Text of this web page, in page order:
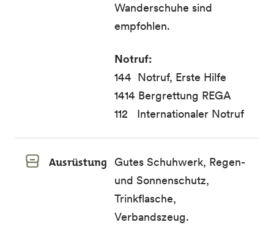
Wanderschuhe sind
empfohlen.
Notruf:
144 Notruf, Erste Hilfe
1414 Bergrettung REGA
112 Internationaler Notruf
Ausrüstung
Gutes Schuhwerk, Regen-
und Sonnenschutz,
Trinkflasche,
Verbandszeug.